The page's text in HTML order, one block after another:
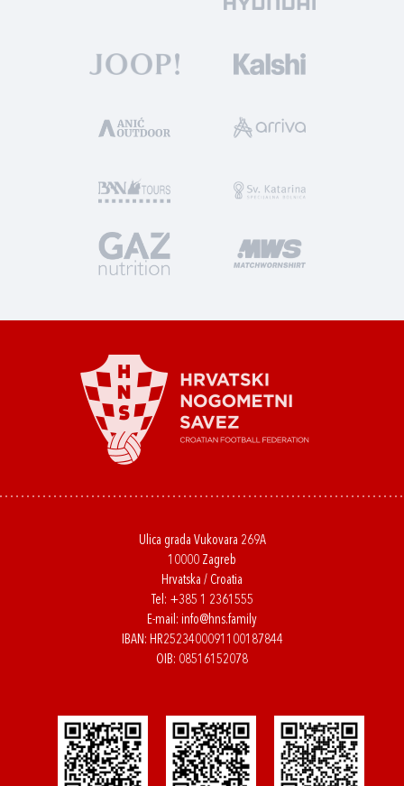
Ulica grada Vukovara 269A
10000 Zagreb
Hrvatska / Croatia
Tel: +385 1 2361555
E-mail: info@hns.family
IBAN: HR2523400091100187844
OIB: 08516152078